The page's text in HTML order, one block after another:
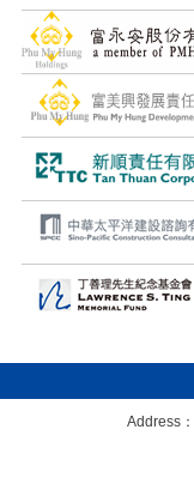
Address：